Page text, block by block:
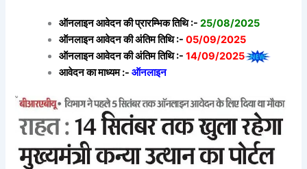
ऑनलाइन आवेदन की प्रारम्भिक तिथि :- 25/08/2025
ऑनलाइन आवेदन की अंतिम तिथि :-05/09/2025
ऑनलाइन आवेदन की अंतिम तिथि :-14/09/2025
आवेदन का माध्यम :-ऑनलाइन